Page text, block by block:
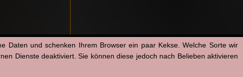
Daten und schenken Ihrem Browser ein paar Kekse. Welche Sorte wir
Dienste deaktiviert. Sie können diese jedoch nach Belieben aktivieren